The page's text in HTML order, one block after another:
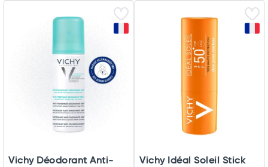
Vichy Déodorant Anti-
Vichy Idéal Soleil Stick